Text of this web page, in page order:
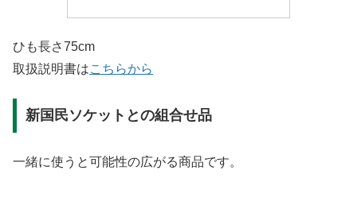
ひも長さ75cm
取扱説明書はこちらから
新国民ソケットとの組合せ品
一緒に使うと可能性の広がる商品です。